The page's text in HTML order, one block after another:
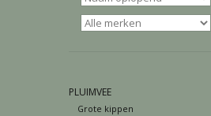
PLUIMVEE
Grote kippen